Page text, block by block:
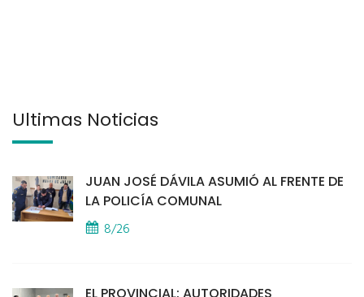
Últimas Noticias
JUAN JOSÉ DÁVILA ASUMIÓ AL FRENTE DE
LA POLICÍA COMUNAL
8/26